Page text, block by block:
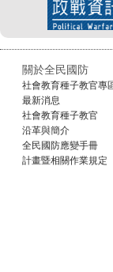
關於全民國防
社會教育種子教官專
最新消息
社會教育種子教官
沿革與簡介
全民國防應變手冊
計畫暨相關作業規定